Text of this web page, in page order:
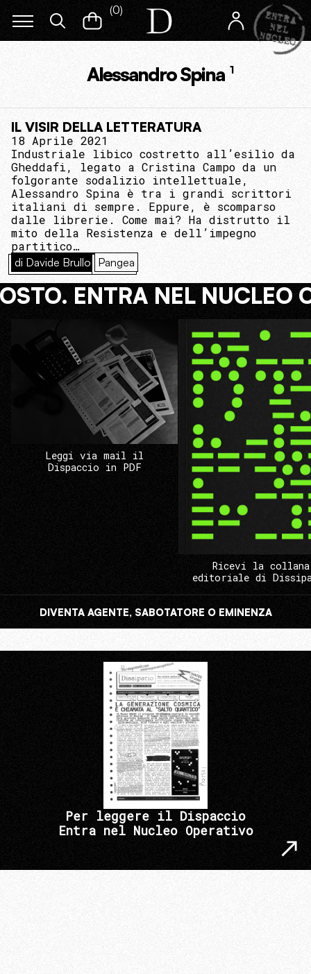
(0)
Alessandro Spina 1
IL VISIR DELLA LETTERATURA
18 Aprile 2021
Industriale libico costretto all’esilio da
Gheddafi, legato a Cristina Campo da un
folgorante sodalizio intellettuale,
Alessandro Spina è tra i grandi scrittori
italiani di sempre. Eppure, è scomparso
dalle librerie. Come mai? Ha distrutto il
mito della Resistenza e dell’impegno
partitico…
di Davide Brullo Pangea
ENTRA NEL NUCLEO
Leggi via mail il
Dispaccio in PDF
Ricevi la collana
editoriale di
DIVENTA AGENTE, SABOTATORE O EMINENZA
Per leggere il Dispaccio
Entra nel Nucleo Operativo